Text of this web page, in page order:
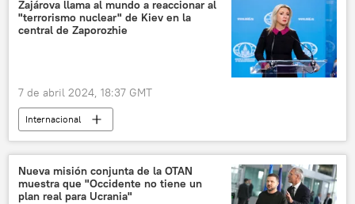
Consejo de Seguridad de la ONU
Zajárova llama al mundo a reaccionar al
"terrorismo nuclear" de Kiev en la
central de Zaporozhie
7 de abril 2024, 18:37 GMT
Internacional
📰 Operación rusa de desmilitarización y desnazificación de Ucrania
🛡️ Zonas de conflicto
Rusia
Ucrania
María Zajárova
Zaporozhie
Nueva misión conjunta de la OTAN
muestra que "Occidente no tiene un
plan real para Ucrania"